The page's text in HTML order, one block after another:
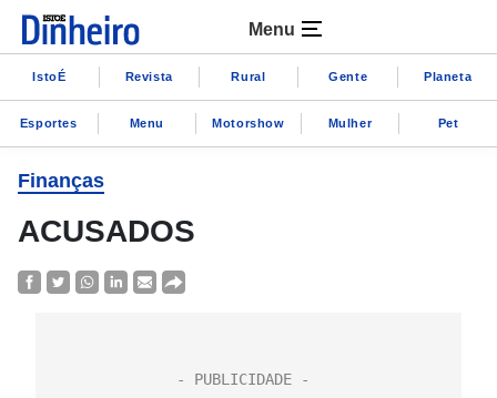
Menu
IstoÉ Revista Rural Gente Planeta
Esportes Menu Motorshow Mulher Pet
Finanças
ACUSADOS